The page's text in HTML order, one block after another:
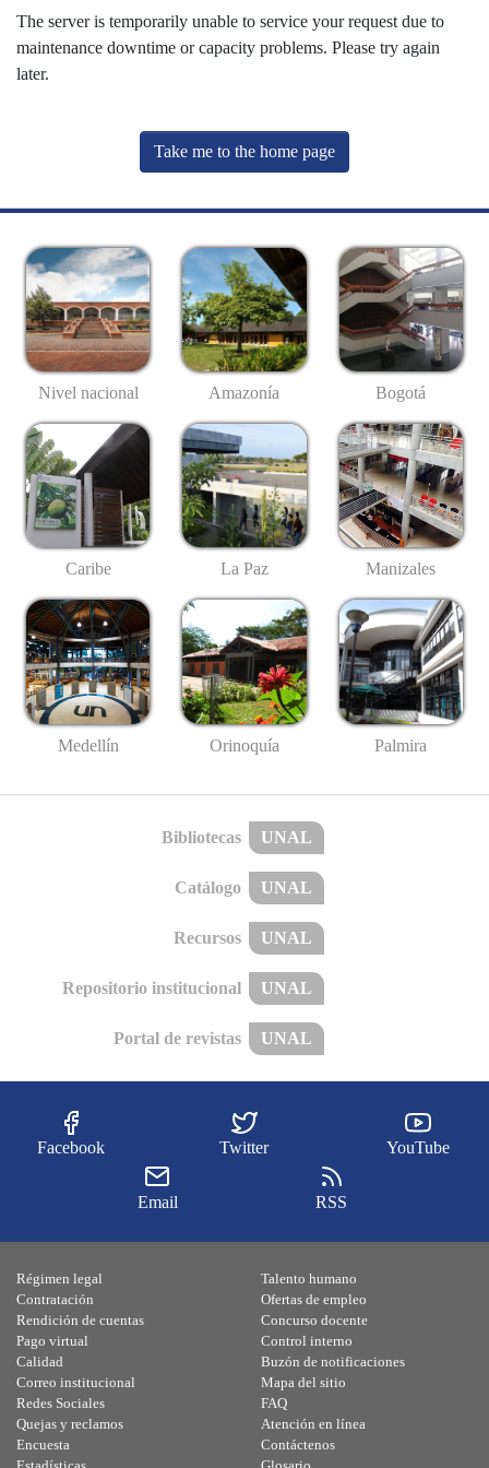
The server is temporarily unable to service your request due to
maintenance downtime or capacity problems. Please try again
later.
Take me to the home page
Nivel nacional Amazonía Bogotá
Caribe La Paz Manizales
Medellín Orinoquía Palmira
Bibliotecas UNAL
Catálogo UNAL
Recursos UNAL
Repositorio institucional UNAL
Portal de revistas UNAL
Facebook Twitter YouTube
Email RSS
Régimen legal
Contratación
Rendición de cuentas
Pago virtual
Calidad
Talento humano
Ofertas de empleo
Concurso docente
Control interno
Buzón de notificaciones
Correo institucional
Redes Sociales
Quejas y reclamos
Encuesta
Mapa del sitio
FAQ
Atención en línea
Contáctenos